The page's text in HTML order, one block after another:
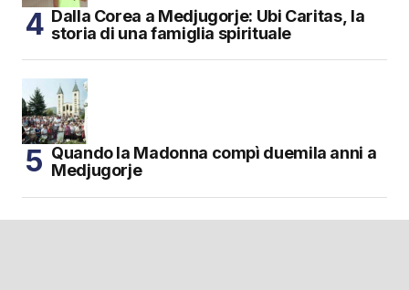
Dalla Corea a Medjugorje: Ubi Caritas, la
storia di una famiglia spirituale
Quando la Madonna compì duemila anni a
Medjugorje